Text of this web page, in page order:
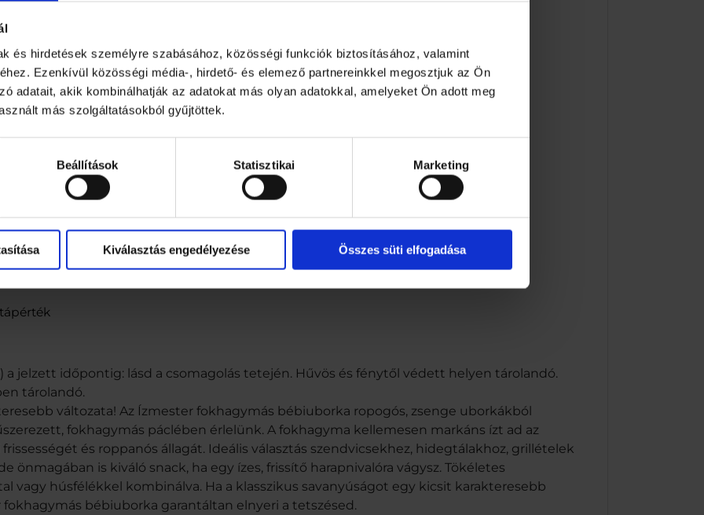
és hirdetések személyre szabásához, közösségi funkciók biztosításához, valamint
Ezenkívül közösségi média-, hirdető- és elemező partnereinkkel megosztjuk az Ön
adatait, akik kombinálhatják az adatokat más olyan adatokkal, amelyeket Ön adott meg
más szolgáltatásokból gyűjtöttek.
Beállítások Statisztikai Marketing
Kiválasztás engedélyezése Összes süti elfogadása
a jelzett időpontig: lásd a csomagolás tetején. Hűvös és fénytől védett helyen tárolandó.
tárolandó.
változata! Az Ízmester fokhagymás bébiuborka ropogós, zsenge uborkákból
fokhagymás páclében érlelünk. A fokhagyma kellemesen markáns ízt ad az
és roppanós állagát. Ideális választás szendvicsekhez, hidegtálakhoz, grillételek
önmagában is kiváló snack, ha egy ízes, frissítő harapnivalóra vágysz. Tökéletes
vagy húsfélékkel kombinálva. Ha a klasszikus savanyúságot egy kicsit karakteresebb
bébiuborka garantáltan elnyeri a tetszésed.